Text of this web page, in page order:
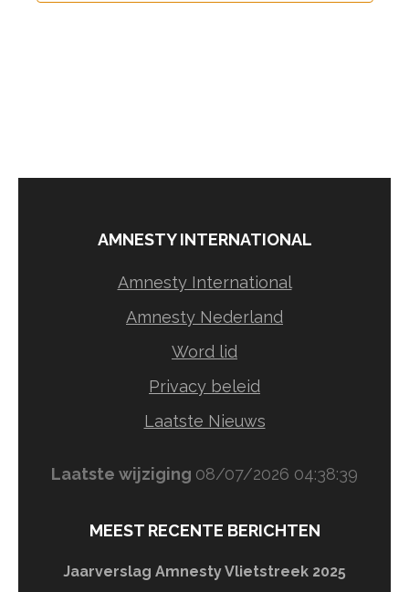
AMNESTY INTERNATIONAL
Amnesty International
Amnesty Nederland
Word lid
Privacy beleid
Laatste Nieuws
Laatste wijziging 08/07/2026 04:38:39
MEEST RECENTE BERICHTEN
Jaarverslag Amnesty Vlietstreek 2025